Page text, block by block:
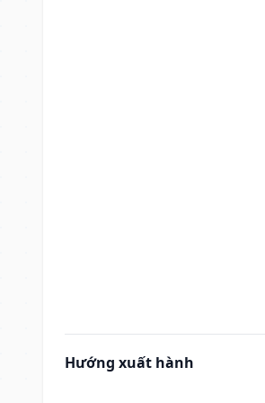
Hướng xuất hành